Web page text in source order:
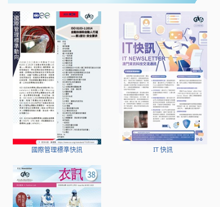
國際管理標準快訊 IT 快訊